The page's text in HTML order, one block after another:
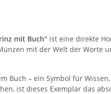
mit Buch“ ist eine direkte
mit der Welt der Worte
Buch – ein Symbol für
ist dieses Exemplar das